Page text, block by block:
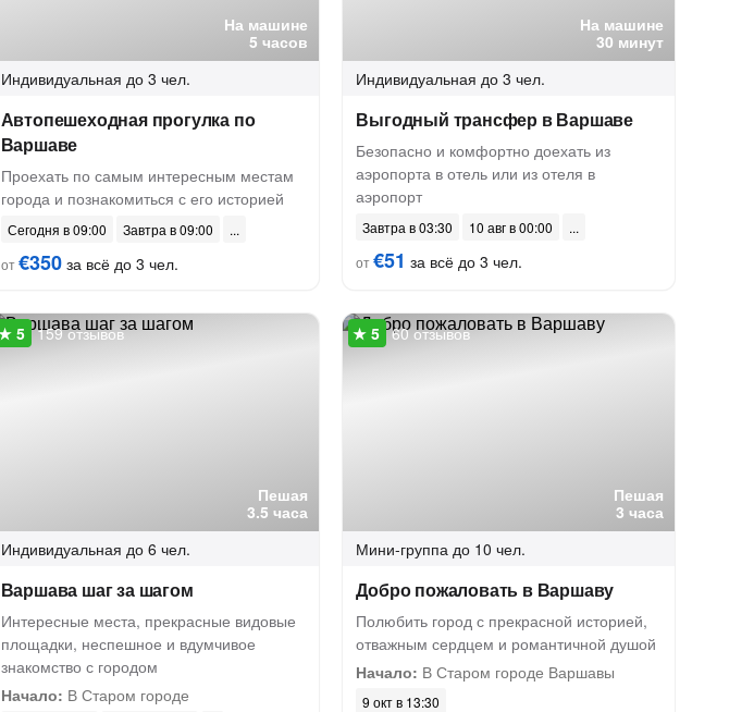
На машине
5 часов
Индивидуальная до 3 чел.
Автопешеходная прогулка по
Варшаве
Проехать по самым интересным местам
города и познакомиться с его историей
Сегодня в 09:00
Завтра в 09:00
от€350за всё до 3 чел.
На машине
30 минут
Индивидуальная до 3 чел.
Выгодный трансфер в Варшаве
Безопасно и комфортно доехать из
аэропорта в отель или из отеля в
аэропорт
Завтра в 03:30
10 авг в 00:00
от€51 за всё до 3 чел.
Пешая
3.5 часа
159 отзывов
Индивидуальная до 6 чел.
Варшава шаг за шагом
Интересные места, прекрасные видовые
площадки, неспешное и вдумчивое
знакомство с городом
Начало: В Старом городе
Пешая
3 часа
60 отзывов
Мини-группа до 10 чел.
Добро пожаловать в Варшаву
Полюбить город с прекрасной историей,
отважным сердцем и романтичной душой
Начало: В Старом городе Варшавы
9 окт в 13:30